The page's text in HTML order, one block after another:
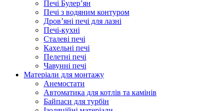
Печі Булер’ян
Печі з водяним контуром
Дров’яні печі для лазні
Печі-кухні
Сталеві печі
Кахельні печі
Пелетні печі
Чавунні печі
Матеріали для монтажу
Анемостати
Автоматика для котлів та камінів
Байпаси для турбін